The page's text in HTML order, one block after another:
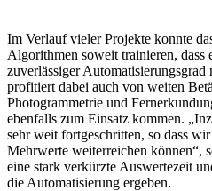
Im Verlauf vieler Projekte konnte
Algorithmen soweit trainieren, dass
zuverlässiger
profitiert dabei auch von weiten
Photogrammetrie und
ebenfalls zum Einsatz kommen.
sehr weit fortgeschritten, so dass
Mehrwerte weiterreichen können“,
eine stark verkürzte Auswertezeit
die Automatisierung ergeben.